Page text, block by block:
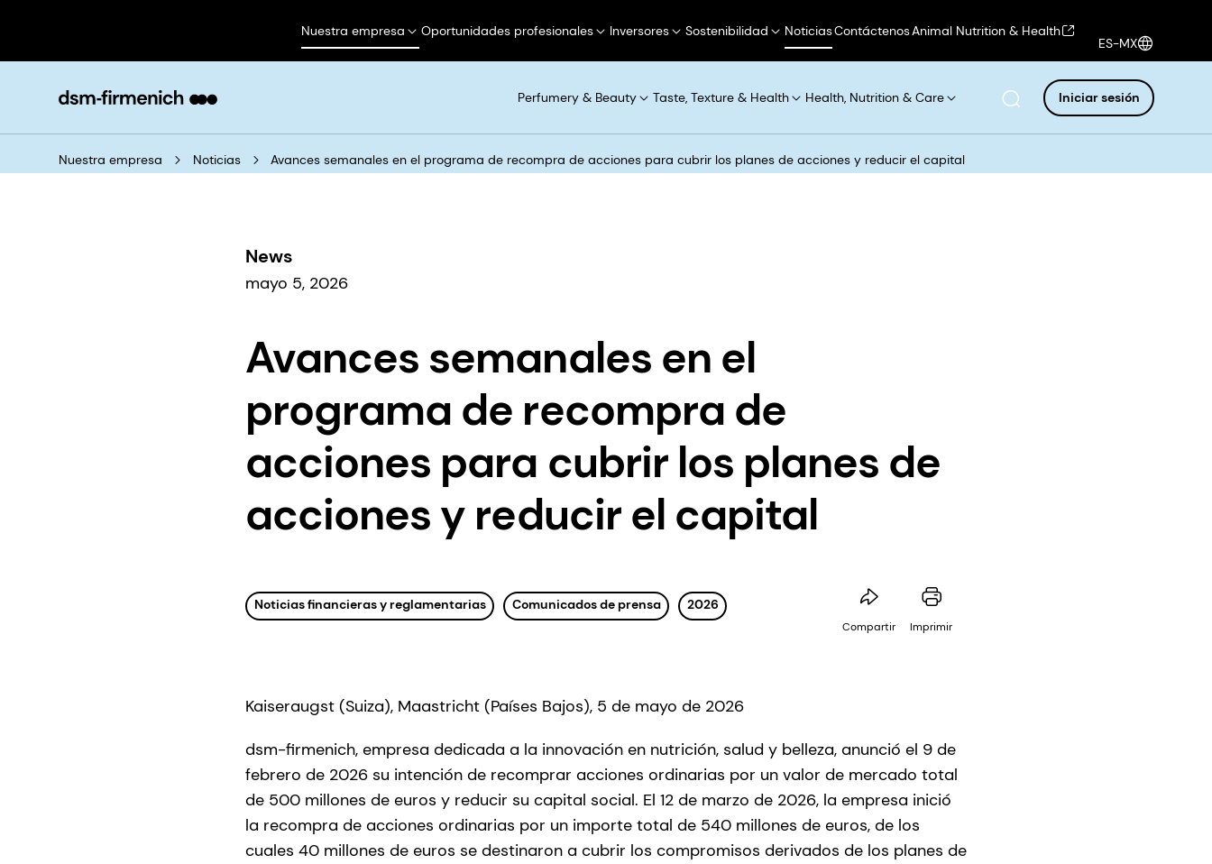
Nuestra empresa Oportunidades profesionales Inversores Sostenibilidad NoticiasContáctenosAnimal Nutrition & Health
ES-MX
Perfumery & Beauty Taste, Texture & Health Health, Nutrition & Care Iniciar sesión
Nuestra empresa Noticias Avances semanales en el programa de recompra de acciones para cubrir los planes de acciones y reducir el capital
News
mayo 5, 2026
Avances semanales en el
programa de recompra de
acciones para cubrir los planes de
acciones y reducir el capital
Noticias financieras y reglamentarias Comunicados de prensa 2026
Compartir Imprimir
Kaiseraugst (Suiza), Maastricht (Países Bajos), 5 de mayo de 2026
dsm-firmenich, empresa dedicada a la innovación en nutrición, salud y belleza, anunció el 9 de
febrero de 2026 su intención de recomprar acciones ordinarias por un valor de mercado total
de 500 millones de euros y reducir su capital social. El 12 de marzo de 2026, la empresa inició
la recompra de acciones ordinarias por un importe total de 540 millones de euros, de los
cuales 40 millones de euros se destinaron a cubrir los compromisos derivados de los planes de